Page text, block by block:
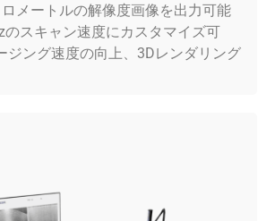
メートルの解像度画像を出力可能
のスキャン速度にカスタマイズ可
ジング速度の向上、3Dレンダリング